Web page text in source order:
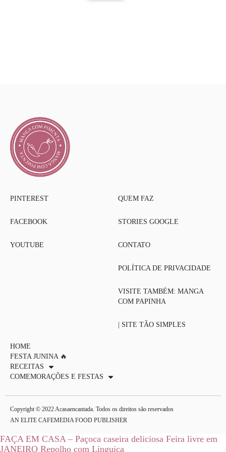
PINTEREST
FACEBOOK
YOUTUBE
QUEM FAZ
STORIES GOOGLE
CONTATO
POLÍTICA DE PRIVACIDADE
VISITE TAMBÉM: MANGA
COM PAPINHA
| SITE TÃO SIMPLES
HOME
FESTA JUNINA 🔥
RECEITAS
COMEMORAÇÕES E FESTAS
Copyright © 2022 Acasaencantada. Todos os direitos são reservados
AN ELITE CAFEMEDIA FOOD PUBLISHER
FAÇA EM CASA – Paçoca caseira deliciosa Feira livre em
JANEIRO Repolho com Linguiça